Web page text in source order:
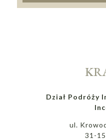
Dział Podróży
ul.
31-